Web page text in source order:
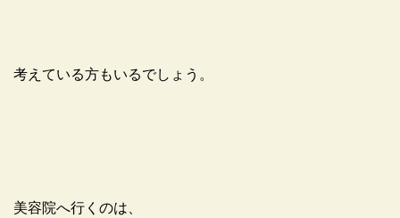
考えている方もいるでしょう。
美容院へ行くのは、